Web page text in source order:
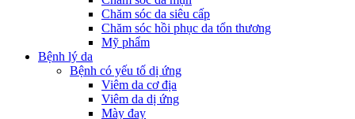
Chăm sóc da siêu cấp
Chăm sóc hồi phục da tổn thương
Mỹ phẩm
Bệnh lý da
Bệnh có yếu tố dị ứng
Viêm da cơ địa
Viêm da dị ứng
Mày đay